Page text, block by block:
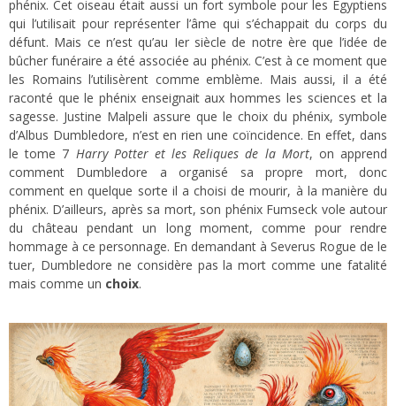
phénix. Cet oiseau était aussi un fort symbole pour les Egyptiens
qui l’utilisait pour représenter l’âme qui s’échappait du corps du
défunt. Mais ce n’est qu’au Ier siècle de notre ère que l’idée de
bûcher funéraire a été associée au phénix. C’est à ce moment que
les Romains l’utilisèrent comme emblème. Mais aussi, il a été
raconté que le phénix enseignait aux hommes les sciences et la
sagesse. Justine Malpeli assure que le choix du phénix, symbole
d’Albus Dumbledore, n’est en rien une coïncidence. En effet, dans
le tome 7 Harry Potter et les Reliques de la Mort, on apprend
comment Dumbledore a organisé sa propre mort, donc
comment en quelque sorte il a choisi de mourir, à la manière du
phénix. D’ailleurs, après sa mort, son phénix Fumseck vole autour
du château pendant un long moment, comme pour rendre
hommage à ce personnage. En demandant à Severus Rogue de le
tuer, Dumbledore ne considère pas la mort comme une fatalité
mais comme un choix.